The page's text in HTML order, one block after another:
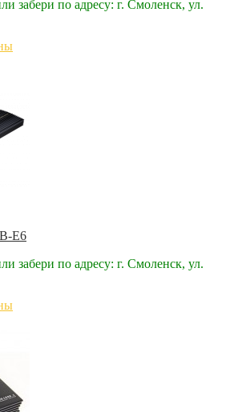
забери по адресу: г. Смоленск, ул.
E6
забери по адресу: г. Смоленск, ул.